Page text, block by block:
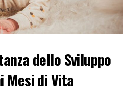
che sono vitali per lo
bambini. Attraverso il gioco
a condividere, a
insegna la cooperazione e
dello Sviluppo
Mesi di Vita